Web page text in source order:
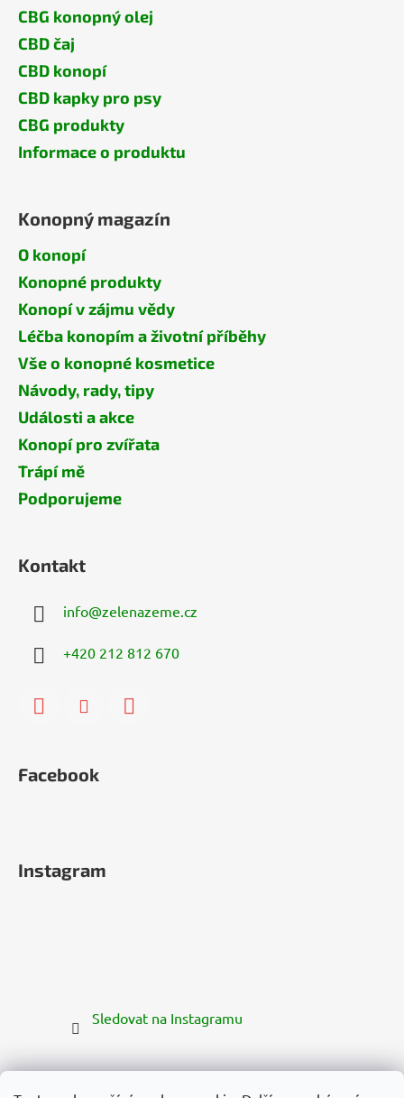
CBG konopný olej
CBD čaj
CBD konopí
CBD kapky pro psy
CBG produkty
Informace o produktu
Konopný magazín
O konopí
Konopné produkty
Konopí v zájmu vědy
Léčba konopím a životní příběhy
Vše o konopné kosmetice
Návody, rady, tipy
Události a akce
Konopí pro zvířata
Trápí mě
Podporujeme
Kontakt
info@zelenazeme.cz
+420 212 812 670
Facebook
Instagram
Sledovat na Instagramu